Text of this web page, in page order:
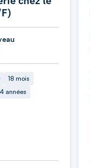
18 mois
années